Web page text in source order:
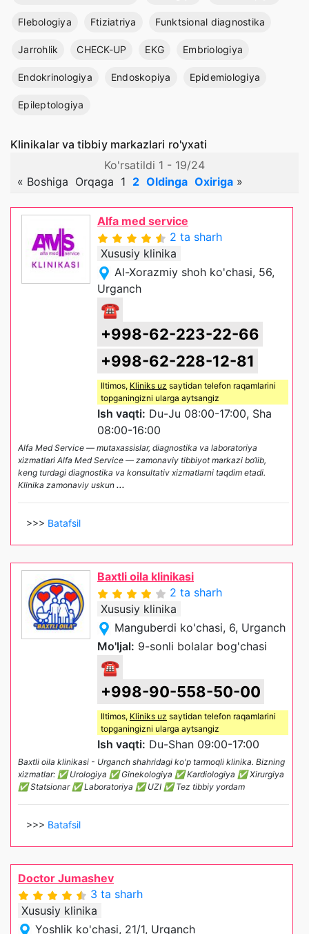
Flebologiya Ftiziatriya Funktsional diagnostika
Jarrohlik CHECK-UP EKG Embriologiya
Endokrinologiya Endoskopiya Epidemiologiya
Epileptologiya
Klinikalar va tibbiy markazlari ro'yxati
Ko'rsatildi 1 - 19/24
« Boshiga Orqaga 1 2 Oldinga Oxiriga »
Alfa med service
2 ta sharh
Xususiy klinika
Al-Xorazmiy shoh ko'chasi, 56,
Urganch
☎
+998-62-223-22-66
+998-62-228-12-81
Iltimos, Kliniks uz saytidan telefon raqamlarini
topganingizni ularga aytsangiz
Ish vaqti: Du-Ju 08:00-17:00, Sha
08:00-16:00
Alfa Med Service — mutaxassislar, diagnostika va laboratoriya
xizmatlari Alfa Med Service — zamonaviy tibbiyot markazi bo‘lib,
keng turdagi diagnostika va konsultativ xizmatlarni taqdim etadi.
Klinika zamonaviy uskun ...
>>> Batafsil
Baxtli oila klinikasi
2 ta sharh
Xususiy klinika
Manguberdi ko'chasi, 6, Urganch
Mo'ljal: 9-sonli bolalar bog'chasi
☎
+998-90-558-50-00
Iltimos, Kliniks uz saytidan telefon raqamlarini
topganingizni ularga aytsangiz
Ish vaqti: Du-Shan 09:00-17:00
Baxtli oila klinikasi - Urganch shahridagi ko'p tarmoqli klinika. Bizning
xizmatlar: ✅ Urologiya ✅ Ginekologiya ✅ Kardiologiya ✅ Xirurgiya
✅ Statsionar ✅ Laboratoriya ✅ UZI ✅ Tez tibbiy yordam
>>> Batafsil
Doctor Jumashev
3 ta sharh
Xususiy klinika
Yoshlik ko'chasi, 21/1, Urganch